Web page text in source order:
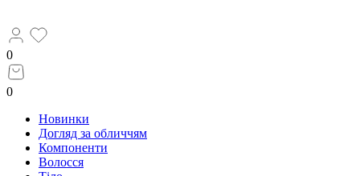
0
0
Новинки
Догляд за обличчям
Компоненти
Волосся